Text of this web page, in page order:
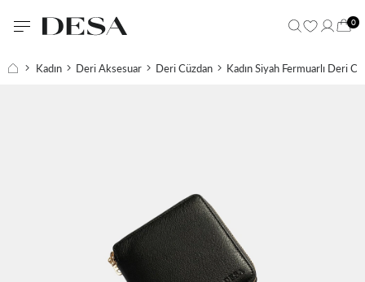
0
Kadın Deri Aksesuar Deri Cüzdan Kadın Siyah Fermuarlı Deri